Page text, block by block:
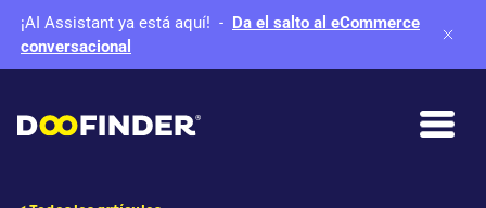
¡AI Assistant ya está aquí! - Da el salto al eCommerce
conversacional